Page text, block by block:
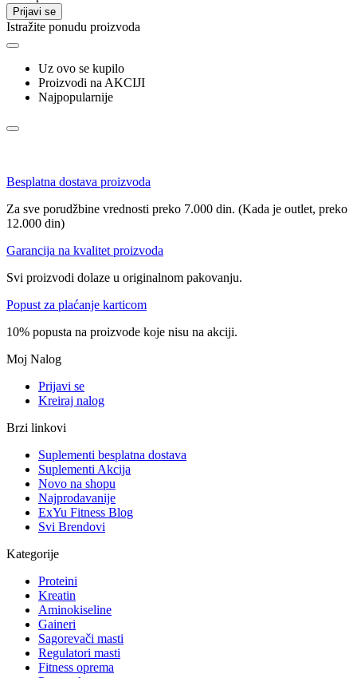
Prijavi se
Istražite ponudu proizvoda
Uz ovo se kupilo
Proizvodi na AKCIJI
Najpopularnije
Besplatna dostava proizvoda
Za sve porudžbine vrednosti preko 7.000 din. (Kada je outlet, preko
12.000 din)
Garancija na kvalitet proizvoda
Svi proizvodi dolaze u originalnom pakovanju.
Popust za plaćanje karticom
10% popusta na proizvode koje nisu na akciji.
Moj Nalog
Prijavi se
Kreiraj nalog
Brzi linkovi
Suplementi besplatna dostava
Suplementi Akcija
Novo na shopu
Najprodavanije
ExYu Fitness Blog
Svi Brendovi
Kategorije
Proteini
Kreatin
Aminokiseline
Gaineri
Sagorevači masti
Regulatori masti
Fitness oprema